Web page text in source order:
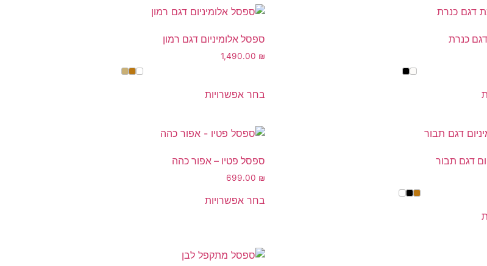
כנרת ספסל אלומיניום דגם רמון
1,490.00 ₪
בחר אפשרויות
דגם תבור ספסל פטיו – אפור כהה
699.00 ₪
בחר אפשרויות